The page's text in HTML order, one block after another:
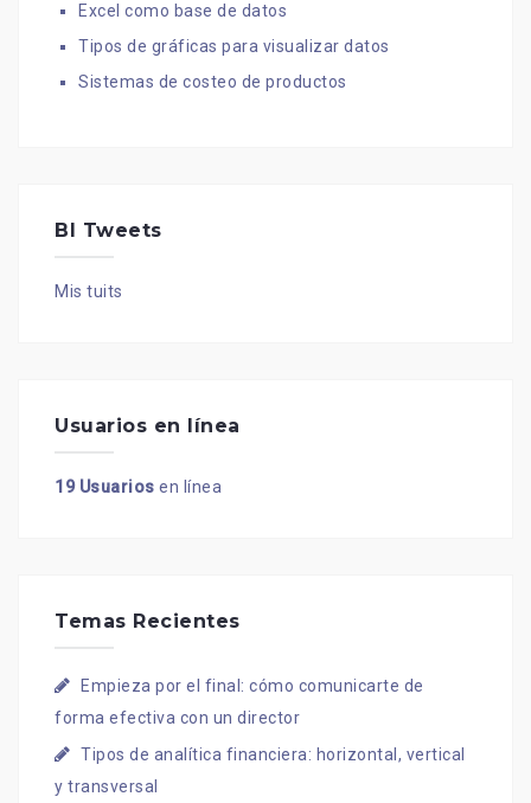
Excel como base de datos
Tipos de gráficas para visualizar datos
Sistemas de costeo de productos
BI Tweets
Mis tuits
Usuarios en línea
19 Usuarios en línea
Temas Recientes
Empieza por el final: cómo comunicarte de
forma efectiva con un director
Tipos de analítica financiera: horizontal, vertical
y transversal